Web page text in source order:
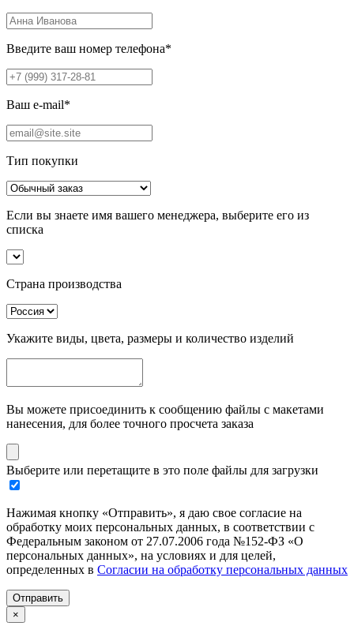
Введите ваш номер телефона*
Ваш e-mail*
Тип покупки
Если вы знаете имя вашего менеджера, выберите его из
списка
Страна производства
Укажите виды, цвета, размеры и количество изделий
Вы можете присоединить к сообщению файлы с макетами
нанесения, для более точного просчета заказа
Выберите или перетащите в это поле файлы для загрузки
Нажимая кнопку «Отправить», я даю свое согласие на
обработку моих персональных данных, в соответствии с
Федеральным законом от 27.07.2006 года №152-ФЗ «О
персональных данных», на условиях и для целей,
определенных в Согласии на обработку персональных данных
Отправить
×